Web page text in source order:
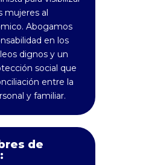
mujeres al
Abogamos
en los
dignos y un
social que
entre la
y familiar.
de